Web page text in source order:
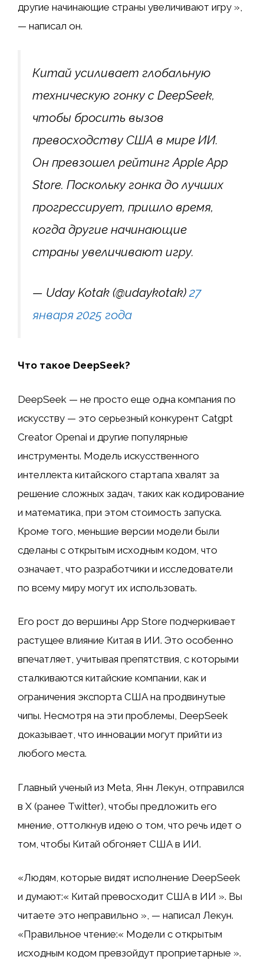
другие начинающие страны увеличивают игру »,
— написал он.
Китай усиливает глобальную
техническую гонку с DeepSeek,
чтобы бросить вызов
превосходству США в мире ИИ.
Он превзошел рейтинг Apple App
Store. Поскольку гонка до лучших
прогрессирует, пришло время,
когда другие начинающие
страны увеличивают игру.
— Uday Kotak (@udaykotak)27
января 2025 года
Что такое DeepSeek?
DeepSeek — не просто еще одна компания по
искусству — это серьезный конкурент Catgpt
Creator Openai и другие популярные
инструменты. Модель искусственного
интеллекта китайского стартапа хвалят за
решение сложных задач, таких как кодирование
и математика, при этом стоимость запуска.
Кроме того, меньшие версии модели были
сделаны с открытым исходным кодом, что
означает, что разработчики и исследователи
по всему миру могут их использовать.
Его рост до вершины App Store подчеркивает
растущее влияние Китая в ИИ. Это особенно
впечатляет, учитывая препятствия, с которыми
сталкиваются китайские компании, как и
ограничения экспорта США на продвинутые
чипы. Несмотря на эти проблемы, DeepSeek
доказывает, что инновации могут прийти из
любого места.
Главный ученый из Meta, Янн Лекун, отправился
в X (ранее Twitter), чтобы предложить его
мнение, оттолкнув идею о том, что речь идет о
том, чтобы Китай обгоняет США в ИИ.
«Людям, которые видят исполнение DeepSeek
и думают:« Китай превосходит США в ИИ ». Вы
читаете это неправильно », — написал Лекун.
«Правильное чтение:« Модели с открытым
исходным кодом превзойдут проприетарные ».